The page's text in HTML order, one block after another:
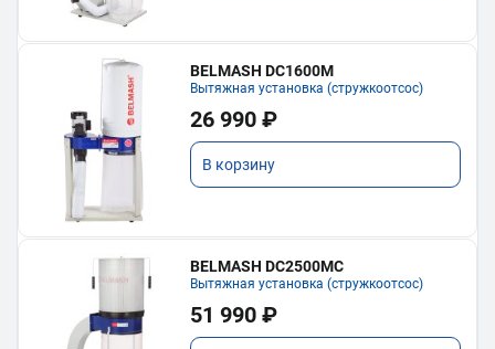
BELMASH DC1600M
Вытяжная установка (стружкоотсос)
26 990 ₽
В корзину
BELMASH DC2500MC
Вытяжная установка (стружкоотсос)
51 990 ₽